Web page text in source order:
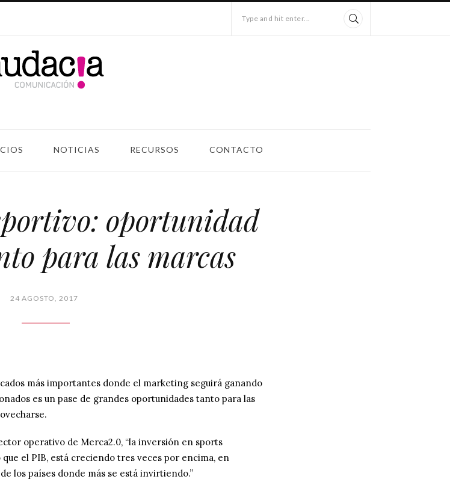
Type and hit enter...
NOTICIAS RECURSOS CONTACTO
oportunidad
para las marcas
24 AGOSTO, 2017
más importantes donde el marketing seguirá ganando
es un pase de grandes oportunidades tanto para las
operativo de Merca2.0, “la inversión en sports
el PIB, está creciendo tres veces por encima, en
los países donde más se está invirtiendo.”